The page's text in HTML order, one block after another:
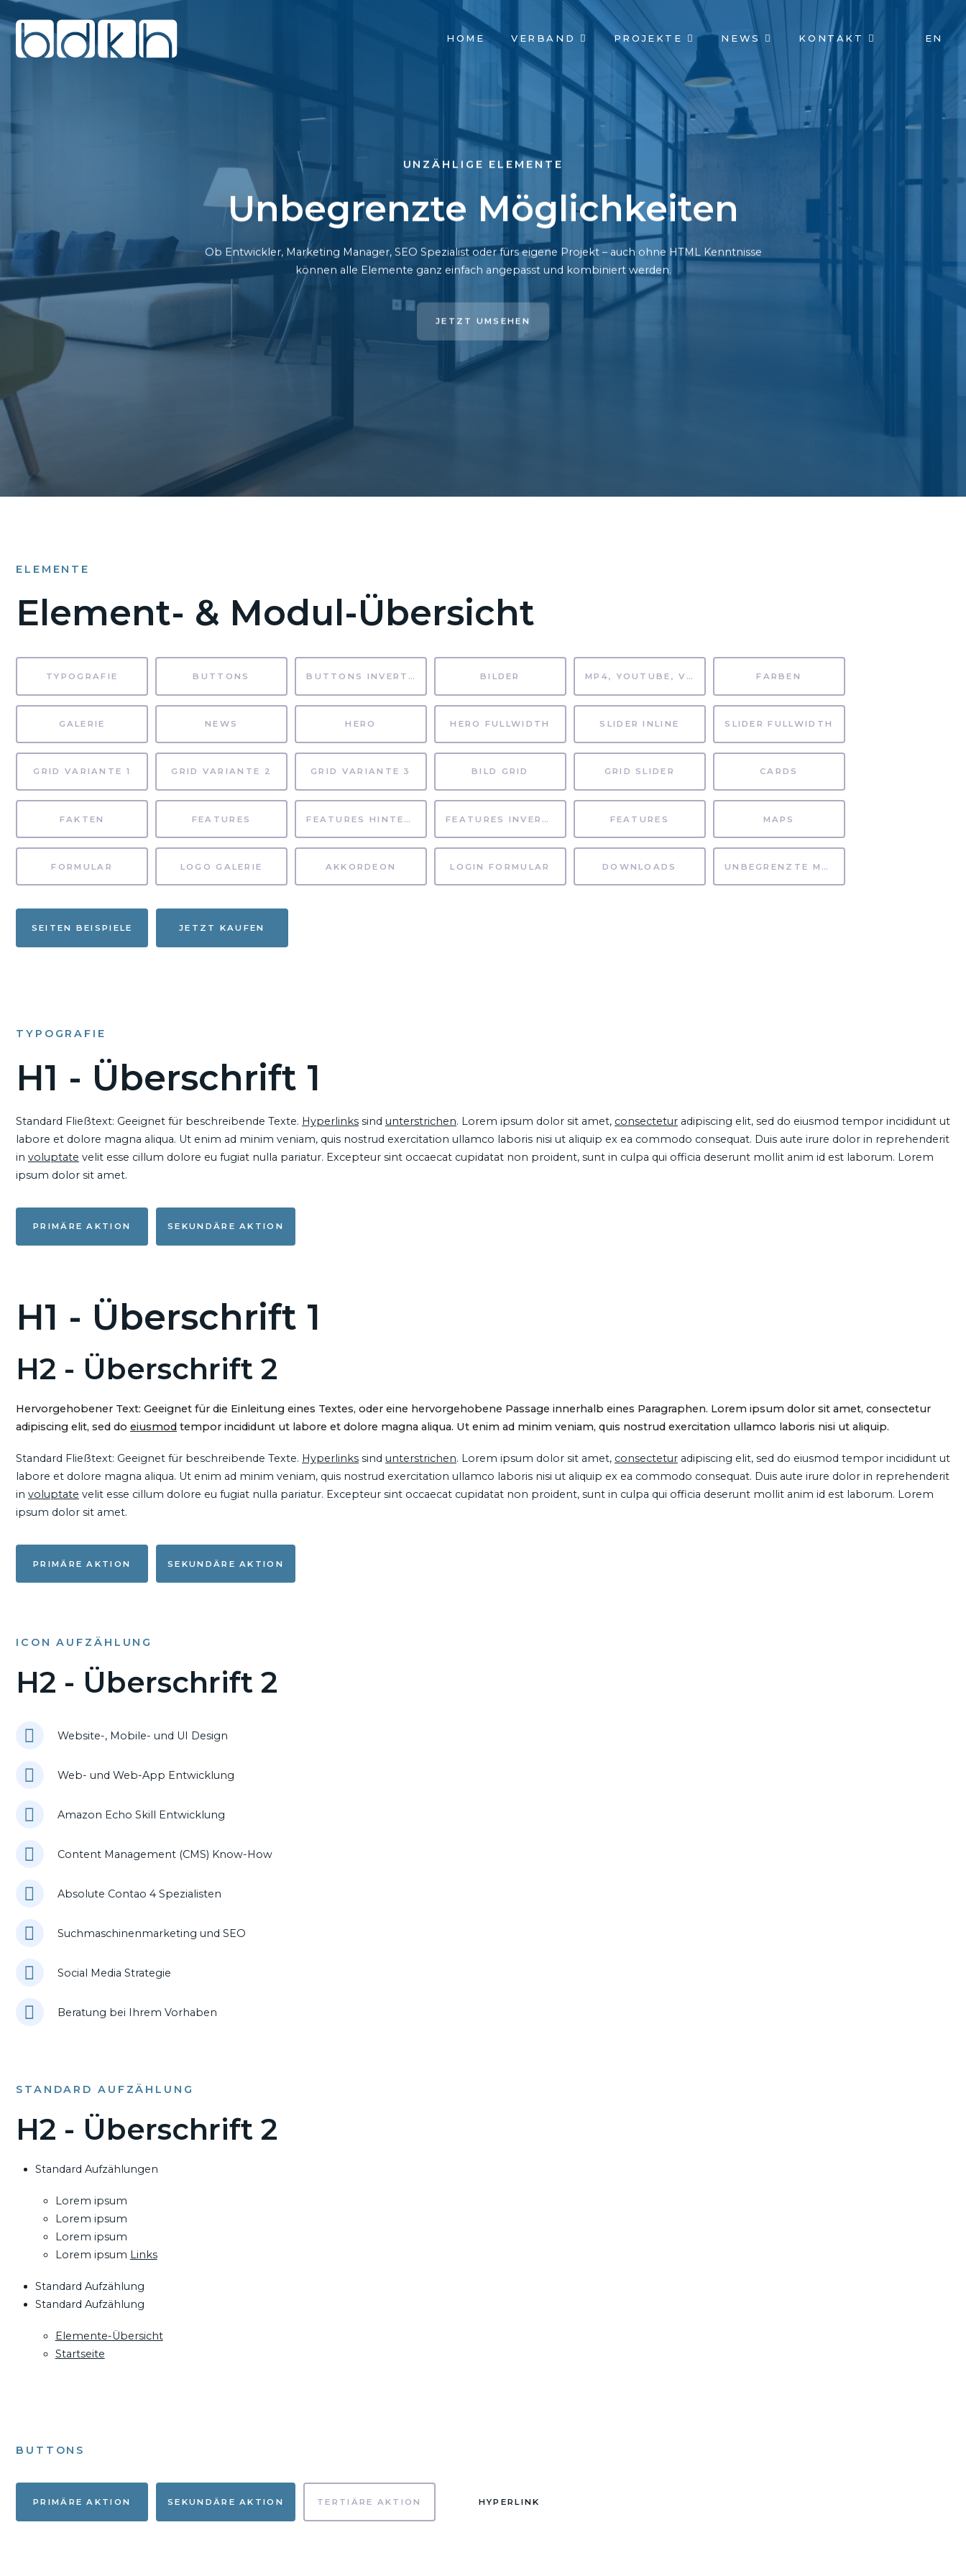
NAVIGATION
ÜBERSPRINGEN
HOME VERBAND PROJEKTE NEWS KONTAKT EN
UNZÄHLIGE ELEMENTE
Unbegrenzte Möglichkeiten
Ob Entwickler, Marketing Manager, SEO Spezialist oder fürs eigene Projekt – auch ohne HTML Kenntnisse
können alle Elemente ganz einfach angepasst und kombiniert werden.
JETZT UMSEHEN
ELEMENTE
Element- & Modul-Übersicht
TYPOGRAFIE BUTTONS BUTTONS INVERTIERT BILDER MP4, YOUTUBE, VIMEO FARBEN
GALERIE NEWS HERO HERO FULLWIDTH SLIDER INLINE SLIDER FULLWIDTH
GRID VARIANTE 1 GRID VARIANTE 2 GRID VARIANTE 3 BILD GRID GRID SLIDER CARDS
FAKTEN FEATURES FEATURES HINTERGRUND FEATURES INVERTIERT FEATURES MAPS
FORMULAR LOGO GALERIE AKKORDEON LOGIN FORMULAR DOWNLOADS UNBEGRENZTE MÖGLICHKEITEN
SEITEN BEISPIELE JETZT KAUFEN
TYPOGRAFIE
H1 - Überschrift 1
Standard Fließtext: Geeignet für beschreibende Texte. Hyperlinks sind unterstrichen. Lorem ipsum dolor sit amet, consectetur adipiscing elit, sed do eiusmod tempor incididunt ut
labore et dolore magna aliqua. Ut enim ad minim veniam, quis nostrud exercitation ullamco laboris nisi ut aliquip ex ea commodo consequat. Duis aute irure dolor in reprehenderit
in voluptate velit esse cillum dolore eu fugiat nulla pariatur. Excepteur sint occaecat cupidatat non proident, sunt in culpa qui officia deserunt mollit anim id est laborum. Lorem
ipsum dolor sit amet.
PRIMÄRE AKTION SEKUNDÄRE AKTION
H1 - Überschrift 1
H2 - Überschrift 2
Hervorgehobener Text: Geeignet für die Einleitung eines Textes, oder eine hervorgehobene Passage innerhalb eines Paragraphen. Lorem ipsum dolor sit amet, consectetur
adipiscing elit, sed do eiusmod tempor incididunt ut labore et dolore magna aliqua. Ut enim ad minim veniam, quis nostrud exercitation ullamco laboris nisi ut aliquip.
Standard Fließtext: Geeignet für beschreibende Texte. Hyperlinks sind unterstrichen. Lorem ipsum dolor sit amet, consectetur adipiscing elit, sed do eiusmod tempor incididunt ut
labore et dolore magna aliqua. Ut enim ad minim veniam, quis nostrud exercitation ullamco laboris nisi ut aliquip ex ea commodo consequat. Duis aute irure dolor in reprehenderit
in voluptate velit esse cillum dolore eu fugiat nulla pariatur. Excepteur sint occaecat cupidatat non proident, sunt in culpa qui officia deserunt mollit anim id est laborum. Lorem
ipsum dolor sit amet.
PRIMÄRE AKTION SEKUNDÄRE AKTION
ICON AUFZÄHLUNG
H2 - Überschrift 2
Website-, Mobile- und UI Design
Web- und Web-App Entwicklung
Amazon Echo Skill Entwicklung
Content Management (CMS) Know-How
Absolute Contao 4 Spezialisten
Suchmaschinenmarketing und SEO
Social Media Strategie
Beratung bei Ihrem Vorhaben
STANDARD AUFZÄHLUNG
H2 - Überschrift 2
Standard Aufzählungen
Lorem ipsum
Lorem ipsum
Lorem ipsum
Lorem ipsum Links
Standard Aufzählung
Standard Aufzählung
Elemente-Übersicht
Startseite
BUTTONS
PRIMÄRE AKTION SEKUNDÄRE AKTION TERTIÄRE AKTION HYPERLINK